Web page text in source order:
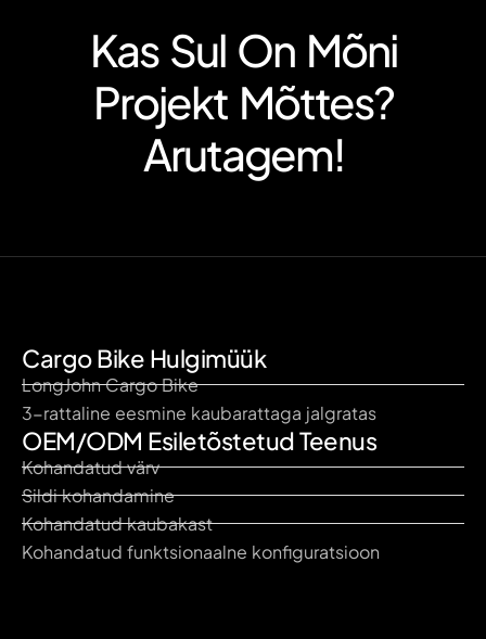
Kas Sul On Mõni
Projekt Mõttes?
Arutagem!
Cargo Bike Hulgimüük
LongJohn Cargo Bike
3-rattaline eesmine kaubarattaga jalgratas
OEM/ODM Esiletõstetud Teenus
Kohandatud värv
Sildi kohandamine
Kohandatud kaubakast
Kohandatud funktsionaalne konfiguratsioon